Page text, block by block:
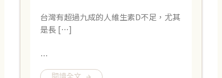
台灣有超過九成的人維生素D不足，尤其
是長 […]
…